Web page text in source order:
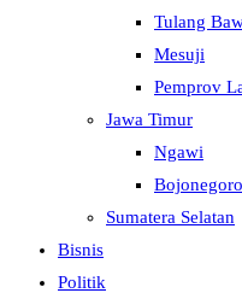
Tulang
Mesuji
Pemprov
Jawa Timur
Ngawi
Bojonegoro
Sumatera Selatan
Bisnis
Politik